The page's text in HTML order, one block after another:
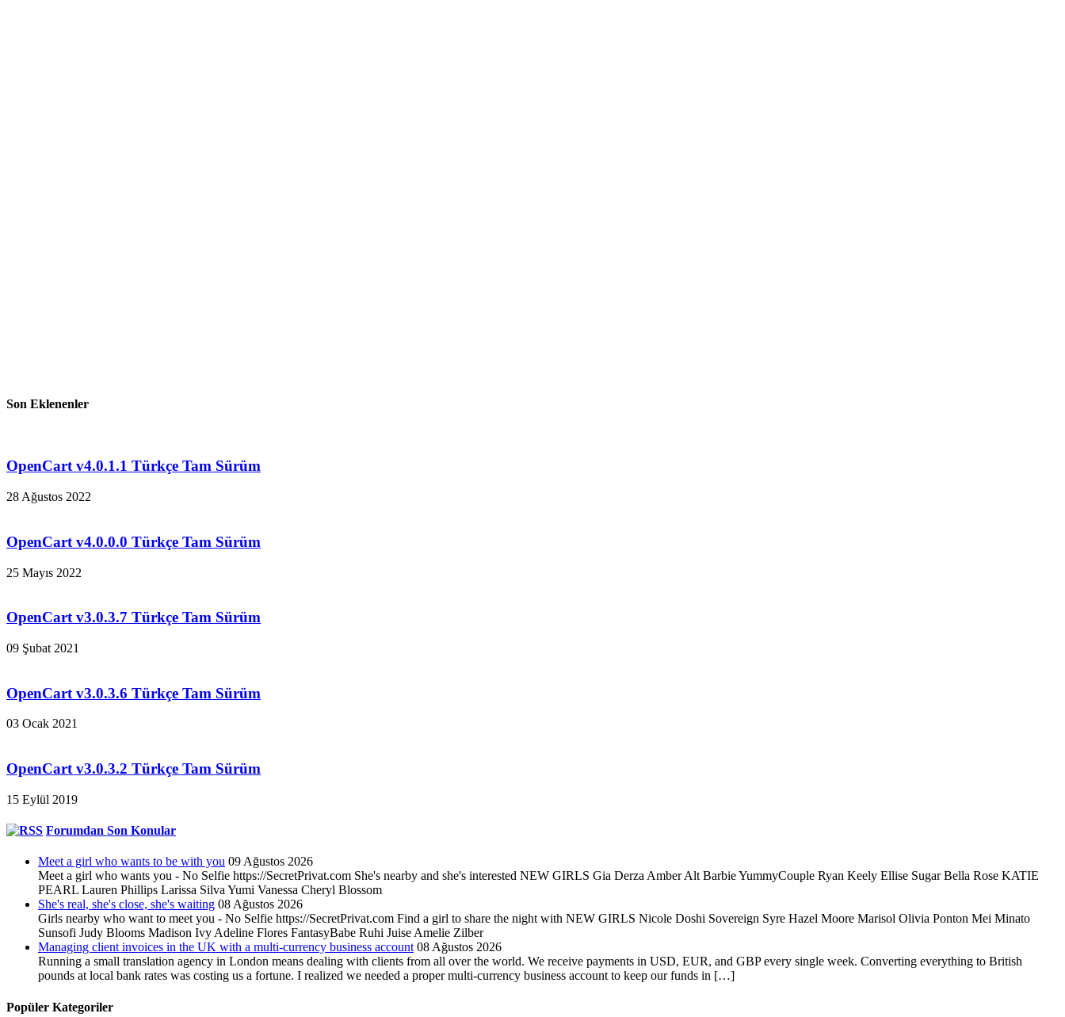
Son Eklenenler
OpenCart v4.0.1.1 Türkçe Tam Sürüm
28 Ağustos 2022
OpenCart v4.0.0.0 Türkçe Tam Sürüm
25 Mayıs 2022
OpenCart v3.0.3.7 Türkçe Tam Sürüm
09 Şubat 2021
OpenCart v3.0.3.6 Türkçe Tam Sürüm
03 Ocak 2021
OpenCart v3.0.3.2 Türkçe Tam Sürüm
15 Eylül 2019
Forumdan Son Konular
Meet a girl who wants to be with you 09 Ağustos 2026
Meet a girl who wants you - No Selfie https://SecretPrivat.com She's nearby and she's interested NEW GIRLS Gia Derza Amber Alt Barbie YummyCouple Ryan Keely Ellise Sugar Bella Rose KATIE
PEARL Lauren Phillips Larissa Silva Yumi Vanessa Cheryl Blossom
She's real, she's close, she's waiting 08 Ağustos 2026
Girls nearby who want to meet you - No Selfie https://SecretPrivat.com Find a girl to share the night with NEW GIRLS Nicole Doshi Sovereign Syre Hazel Moore Marisol Olivia Ponton Mei Minato
Sunsofi Judy Blooms Madison Ivy Adeline Flores FantasyBabe Ruhi Juise Amelie Zilber
Managing client invoices in the UK with a multi-currency business account 08 Ağustos 2026
Running a small translation agency in London means dealing with clients from all over the world. We receive payments in USD, EUR, and GBP every single week. Converting everything to British
pounds at local bank rates was costing us a fortune. I realized we needed a proper multi-currency business account to keep our funds in […]
Popüler Kategoriler